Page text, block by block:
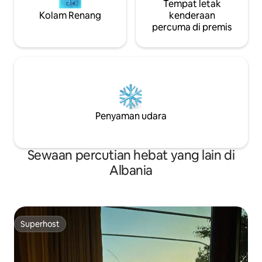
Kolam Renang
Tempat letak
kenderaan
percuma di premis
Penyaman udara
Sewaan percutian hebat yang lain di
Albania
Superhost
Superhost